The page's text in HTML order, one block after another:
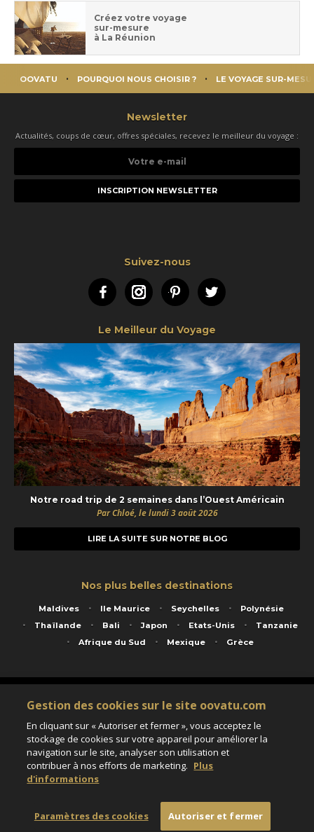
Créez votre voyage
sur-mesure
à La Réunion
OOVATU POURQUOI NOUS CHOISIR ? LE VOYAGE SUR-
Newsletter
Actualités, coups de cœur, offres spéciales, recevez le meilleur du voyage :
e-
Suivez-nous
FacebookInstagramPinterestTwitter
Le Meilleur du Voyage
Notre road trip de 2 semaines dans l’Ouest Américain
Par Chloé, le lundi 3 août 2026
LIRE LA SUITE SUR NOTRE BLOG
Nos plus belles destinations
Maldives Ile Maurice Seychelles
Polynésie
Thaïlande
Bali Japon Etats-Unis
Tanzanie
Afrique du Sud
Mexique Grèce
Service animé par Nautil Voyages - 22 rue Georges Picquart 75017 Paris - S.A.S
au capital de 155 696 euros - RCS Paris B 423 671 973 - Code APE 7911Z
Matricule Atout France IM075100020 - Garantie financière Groupama - Agrément IATA
Assurance responsabilité civile et professionnelle HISCOX RCP0081066
Paramètres des cookies
Gestion des cookies sur le site oovatu.com
En cliquant sur « Autoriser et fermer », vous acceptez le
stockage de cookies sur votre appareil pour améliorer la
navigation sur le site, analyser son utilisation et
contribuer à nos efforts de marketing. Plus
d'informations
Paramètres des cookies Autoriser et fermer